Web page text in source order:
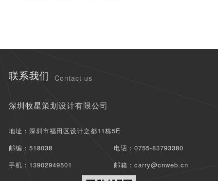
联系我们 Contact us
深圳牧星策划设计有限公司
地址：深圳市福田区设计之都11栋5E
邮编：518038
电话：0755-83793380
手机：13902949501
邮箱：carry@cnweb.cn